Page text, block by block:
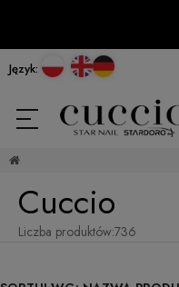
Język:
Cuccio
Liczba produktów:736